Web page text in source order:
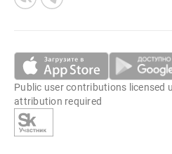
Public user contributions licensed
attribution required